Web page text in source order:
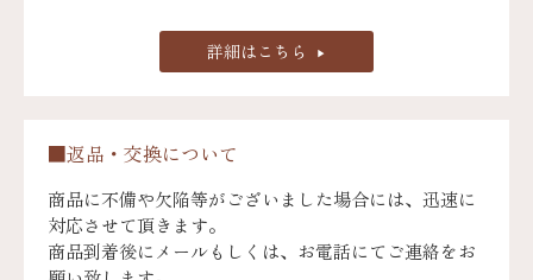
詳細はこちら
■返品・交換について
商品に不備や欠陥等がございました場合には、迅速に
対応させて頂きます。
商品到着後にメールもしくは、お電話にてご連絡をお